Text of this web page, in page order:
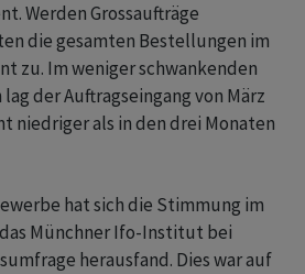
Werden ​Grossaufträge
die gesamten ⁠Bestellungen im
zu. Im weniger schwankenden
der ‌Auftragseingang von März
niedriger als in den drei Monaten
hat sich die Stimmung im
Münchner Ifo-Institut bei
herausfand. Dies war ​auf